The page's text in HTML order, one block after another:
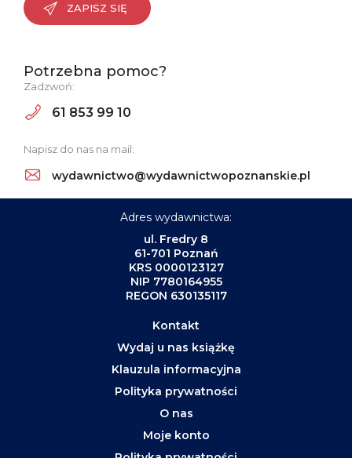
ZAPISZ SIĘ
Potrzebna pomoc?
Zadzwoń:
61 853 99 10
Napisz do nas na mail:
wydawnictwo@wydawnictwopoznanskie.pl
Adres wydawnictwa:
ul. Fredry 8
61-701 Poznań
KRS 0000123127
NIP 7780164955
REGON 630135117
Kontakt
Wydaj u nas książkę
Klauzula informacyjna
Polityka prywatności
O nas
Moje konto